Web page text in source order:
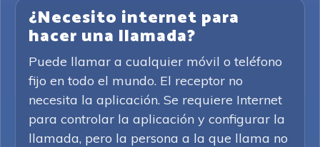
¿Necesito internet para
hacer una llamada?
Puede llamar a cualquier móvil o teléfono
fijo en todo el mundo. El receptor no
necesita la aplicación. Se requiere Internet
para controlar la aplicación y configurar la
llamada, pero la persona a la que llama no